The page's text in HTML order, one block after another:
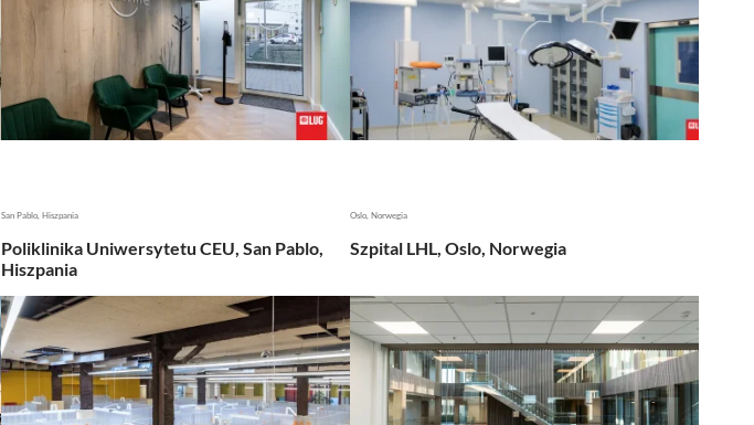
San Pablo, Hiszpania
Poliklinika Uniwersytetu CEU, San Pablo,
Hiszpania
Oslo, Norwegia
Szpital LHL, Oslo, Norwegia